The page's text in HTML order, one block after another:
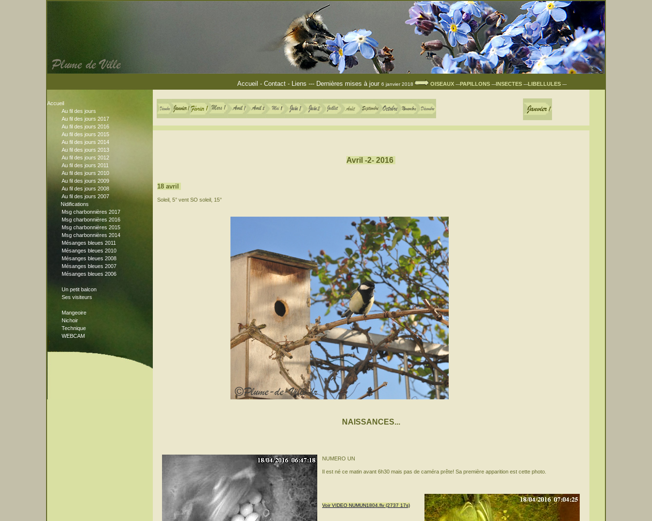
Accueil - Contact- Liens --- Dernières mises à jour 6 janvier 2018 OISEAUX ---PAPILLONS ---INSECTES ---LIBELLULES ---
Accueil
Au fil des jours
Au fil des jours 2017
Au fil des jours 2016
Au fil des jours 2015
Au fil des jours 2014
Au fil des jours 2013
Au fil des jours 2012
Au fil des jours 2011
Au fil des jours 2010
Au fil des jours 2009
Au fil des jours 2008
Au fil des jours 2007
Nidifications
Msg charbonnières 2017
Msg charbonnières 2016
Msg charbonnières 2015
Msg charbonnières 2014
Mésanges bleues 2011
Mésanges bleues 2010
Mésanges bleues 2008
Mésanges bleues 2007
Mésanges bleues 2006
Un petit balcon
Ses visiteurs
Mangeoire
Nichoir
Technique
WEBCAM
Avril -2- 2016
18 avril
Soleil, 5° vent SO soleil, 15°
NAISSANCES...
NUMERO UN
Il est né ce matin avant 6h30 mais pas de caméra prête! Sa première apparition est cette photo.
Voir VIDEO NUMUN1804.flv (2737 17s)